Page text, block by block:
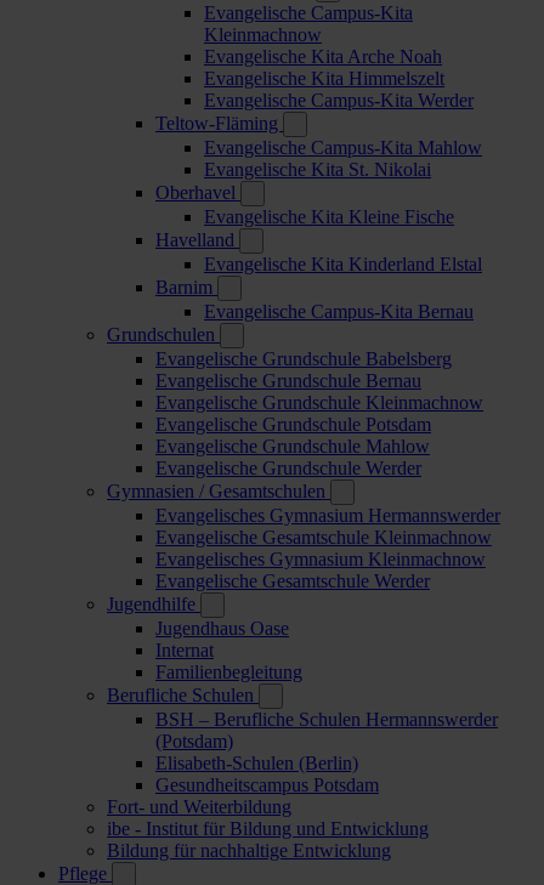
Evangelische Campus-Kita
Kleinmachnow
Evangelische Kita Arche Noah
Evangelische Kita Himmelszelt
Evangelische Campus-Kita Werder
Teltow-Fläming
Evangelische Campus-Kita Mahlow
Evangelische Kita St. Nikolai
Oberhavel
Evangelische Kita Kleine Fische
Havelland
Evangelische Kita Kinderland Elstal
Barnim
Evangelische Campus-Kita Bernau
Grundschulen
Evangelische Grundschule Babelsberg
Evangelische Grundschule Bernau
Evangelische Grundschule Kleinmachnow
Evangelische Grundschule Potsdam
Evangelische Grundschule Mahlow
Evangelische Grundschule Werder
Gymnasien / Gesamtschulen
Evangelisches Gymnasium Hermannswerder
Evangelische Gesamtschule Kleinmachnow
Evangelisches Gymnasium Kleinmachnow
Evangelische Gesamtschule Werder
Jugendhilfe
Jugendhaus Oase
Internat
Familienbegleitung
Berufliche Schulen
BSH – Berufliche Schulen Hermannswerder
(Potsdam)
Elisabeth-Schulen (Berlin)
Gesundheitscampus Potsdam
Fort- und Weiterbildung
ibe - Institut für Bildung und Entwicklung
Bildung für nachhaltige Entwicklung
Pflege